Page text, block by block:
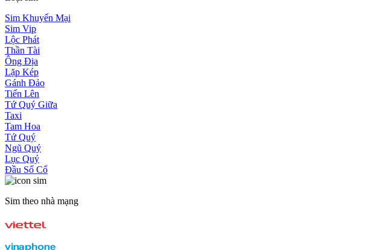
Sim Khuyến Mại
Sim Vip
Lộc Phát
Thần Tài
Ông Địa
Lặp Kép
Gánh Đảo
Tiến Lên
Tứ Quý Giữa
Taxi
Tam Hoa
Tứ Quý
Ngũ Quý
Lục Quý
Đầu Số Cổ
Sim theo nhà mạng